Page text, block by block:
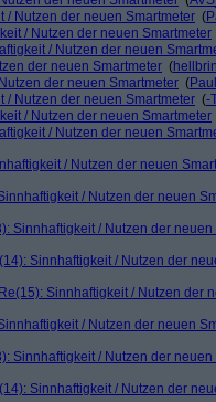
/ Nutzen der neuen Smartmeter (
/ Nutzen der neuen Smartmeter
/ Nutzen der neuen
der neuen Smartmeter (
der neuen Smartmeter (
/ Nutzen der neuen Smartmeter (-
/ Nutzen der neuen Smartmeter
/ Nutzen der neuen
/ Nutzen der neuen
/ Nutzen der neuen
Sinnhaftigkeit / Nutzen der neuen
Sinnhaftigkeit / Nutzen der
Re(15): Sinnhaftigkeit / Nutzen der
/ Nutzen der neuen
Sinnhaftigkeit / Nutzen der neuen
Sinnhaftigkeit / Nutzen der